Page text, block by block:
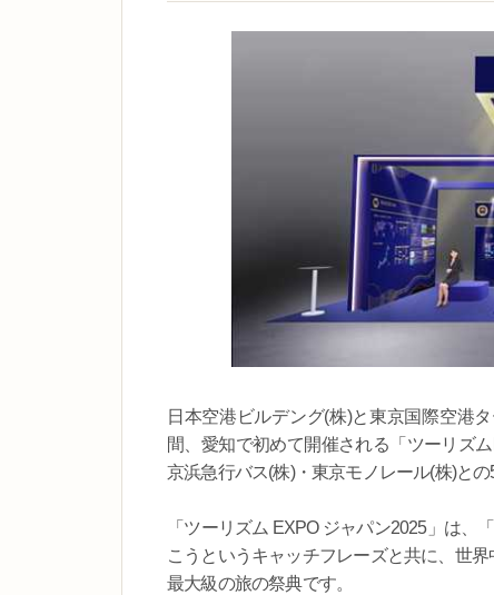
日本空港ビルデング(株)と東京国際空港
間、愛知で初めて開催される「ツーリズ
京浜急行バス(株)・東京モノレール(株)との
「ツーリズム EXPO ジャパン2025」は、
こうというキャッチフレーズと共に、世
最大級の旅の祭典です。